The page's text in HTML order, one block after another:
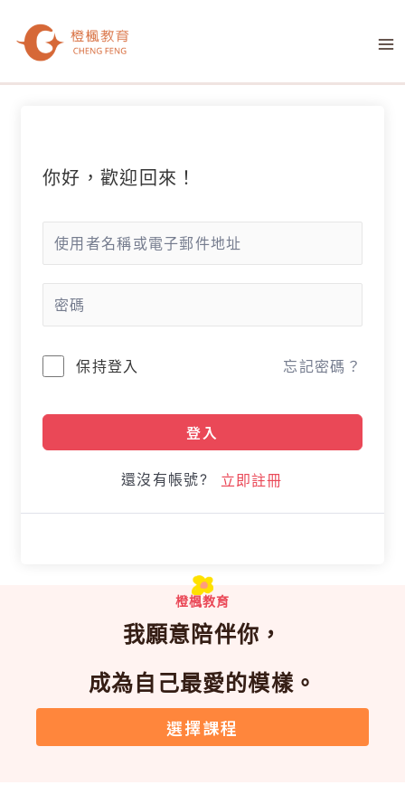
要
你好，歡迎回來！
保持登入 忘記密碼？
登入
還沒有帳號? 立即註冊
橙楓教育
我願意陪伴你，
成為自己最愛的模樣。
選擇課程